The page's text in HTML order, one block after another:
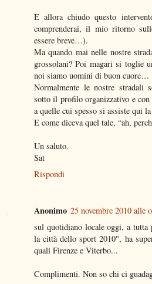
E allora chiudo questo
comprenderai, il mio ritorno
essere breve…).
Ma quando mai nelle nostre
grossolani? Poi magari si toglie
noi siamo uomini di buon cuore…
Normalmente le nostre stradali
sotto il profilo organizzativo e
a quelle cui spesso si assiste qui
E come diceva quel tale, “ah,
Un saluto.
Sat
Rispondi
Anonimo 25 novembre 2010 alle
sul quotidiano locale oggi, a tutta
la città dello sport 2010", ha
quali Firenze e Viterbo...
Complimenti. Non so chi ci